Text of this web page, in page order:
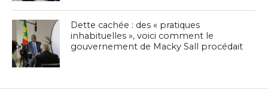
Dette cachée : des « pratiques
inhabituelles », voici comment le
gouvernement de Macky Sall procédait